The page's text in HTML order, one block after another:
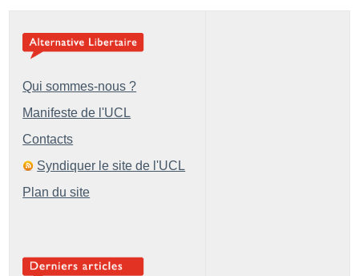
Qui sommes-nous ?
Manifeste de l'UCL
Contacts
Syndiquer le site de l'UCL
Plan du site